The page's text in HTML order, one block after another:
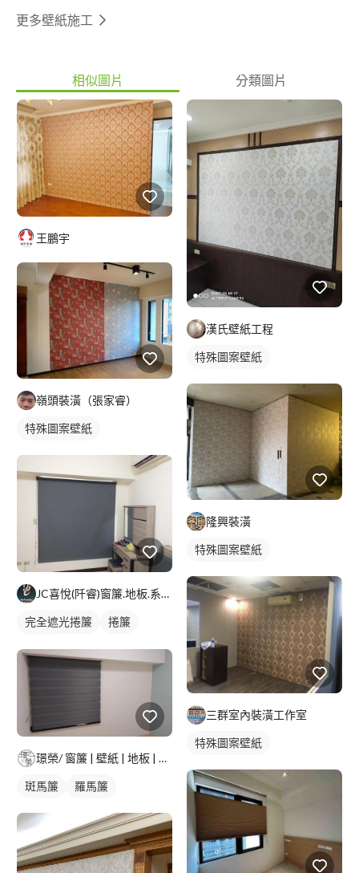
更多壁紙施工
相似圖片 分類圖片
王鵬宇
嶺頭裝潢（張家睿）
特殊圖案壁紙
JC喜悅(阡睿)窗簾.地板.系統櫃.隔熱紙joy curta
完全遮光捲簾
捲簾
璟榮/ 窗簾 | 壁紙 | 地板 | 建築貼膜 |
斑馬簾 羅馬簾
漢氏壁紙工程
特殊圖案壁紙
隆興裝潢
特殊圖案壁紙
三群室內裝潢工作室
特殊圖案壁紙